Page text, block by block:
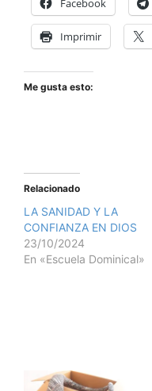
Facebook
Imprimir
Me gusta esto:
Relacionado
LA SANIDAD Y LA
CONFIANZA EN DIOS
23/10/2024
En «Escuela Dominical»